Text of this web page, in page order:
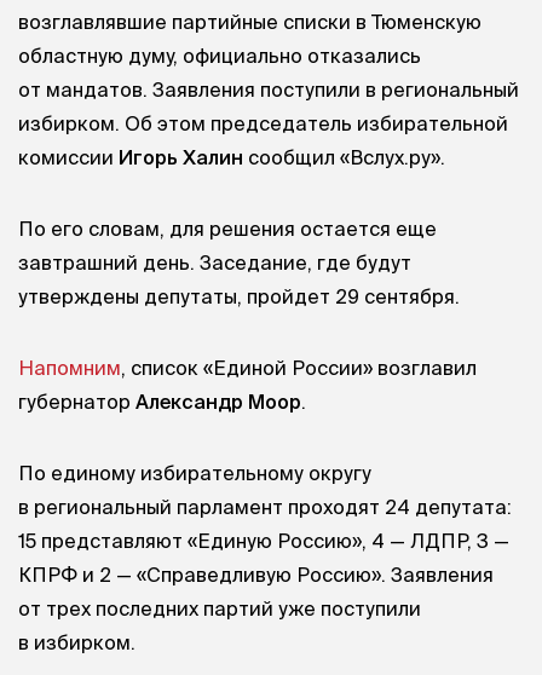
возглавлявшие партийные списки в Тюменскую
областную думу, официально отказались
от мандатов. Заявления поступили в региональный
избирком. Об этом председатель избирательной
комиссии Игорь Халин сообщил «Вслух.ру».
По его словам, для решения остается еще
завтрашний день. Заседание, где будут
утверждены депутаты, пройдет 29 сентября.
Напомним, список «Единой России» возглавил
губернатор Александр Моор.
По единому избирательному округу
в региональный парламент проходят 24 депутата:
15 представляют «Единую Россию», 4 — ЛДПР, 3 —
КПРФ и 2 — «Справедливую Россию». Заявления
от трех последних партий уже поступили
в избирком.